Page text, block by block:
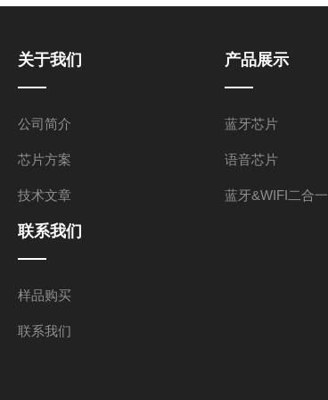
关于我们
公司简介
芯片方案
技术文章
产品展示
蓝牙芯片
语音芯片
蓝牙&WIFI二合一
联系我们
样品购买
联系我们